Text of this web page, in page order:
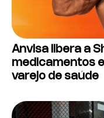
Anvisa libera a
medicamentos
varejo de saúde